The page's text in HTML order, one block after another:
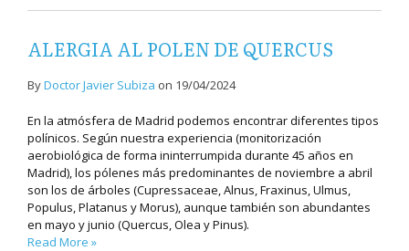
ALERGIA AL POLEN DE QUERCUS
ByDoctor Javier Subiza on 19/04/2024
En la atmósfera de Madrid podemos encontrar diferentes tipos
polínicos. Según nuestra experiencia (monitorización
aerobiológica de forma ininterrumpida durante 45 años en
Madrid), los pólenes más predominantes de noviembre a abril
son los de árboles (Cupressaceae, Alnus, Fraxinus, Ulmus,
Populus, Platanus y Morus), aunque también son abundantes
en mayo y junio (Quercus, Olea y Pinus).
Read More »